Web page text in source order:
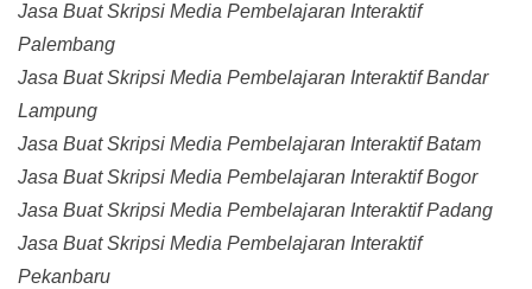
Jasa Buat Skripsi Media Pembelajaran Interaktif
Palembang
Jasa Buat Skripsi Media Pembelajaran Interaktif Bandar
Lampung
Jasa Buat Skripsi Media Pembelajaran Interaktif Batam
Jasa Buat Skripsi Media Pembelajaran Interaktif Bogor
Jasa Buat Skripsi Media Pembelajaran Interaktif Padang
Jasa Buat Skripsi Media Pembelajaran Interaktif
Pekanbaru